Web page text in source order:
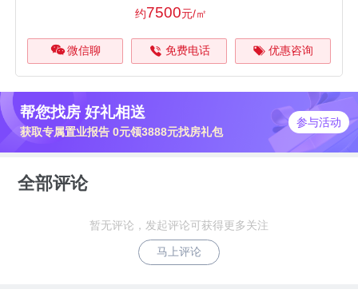
约7500元/㎡
微信聊 免费电话 优惠咨询
帮您找房 好礼相送
获取专属置业报告 0元领3888元找房礼包
参与活动
全部评论
暂无评论，发起评论可获得更多关注
马上评论